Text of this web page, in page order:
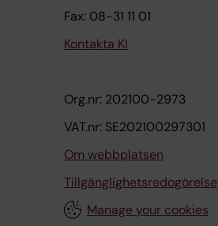
Fax: 08-31 11 01
Kontakta KI
Org.nr: 202100-2973
VAT.nr: SE202100297301
Om webbplatsen
Tillgänglighetsredogörelse
Manage your cookies